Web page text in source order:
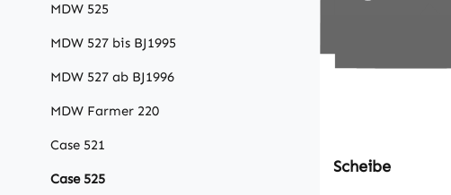
MDW 525
MDW 527 bis BJ1995
MDW 527 ab BJ1996
MDW Farmer 220
Case 521
Case 525
Scheibe